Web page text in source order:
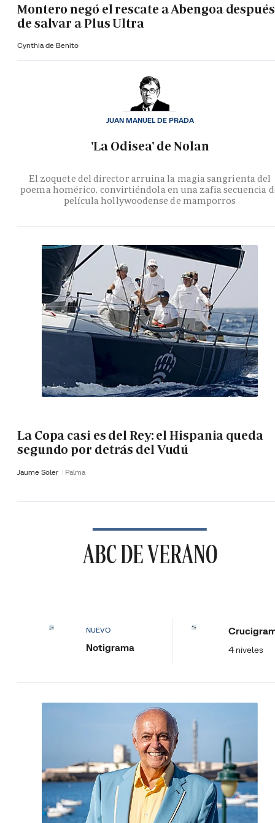
Montero negó el rescate a Abengoa después
de salvar a Plus Ultra
Cynthia de Benito
'La Odisea' de Nolan
El zoquete del director arruina la magia sangrienta del
poema homérico, convirtiéndola en una zafia secuencia
película hollywoodense de mamporros
JUAN MANUEL DE PRADA
La Copa casi es del Rey: el Hispania queda
segundo por detrás del Vudú
Jaume Soler Palma
ABC DE VERANO
NUEVO
Notigrama 4 niveles